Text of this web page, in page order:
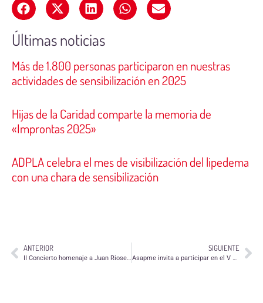
Últimas noticias
Más de 1.800 personas participaron en nuestras
actividades de sensibilización en 2025
Hijas de la Caridad comparte la memoria de
«Improntas 2025»
ADPLA celebra el mes de visibilización del lipedema
con una chara de sensibilización
ANTERIOR
II Concierto homenaje a Juan Rioseras en Zaragoza
SIGUIENTE
Asapme invita a participar en el V Ciclo de Salud Mental Infantojuvenil